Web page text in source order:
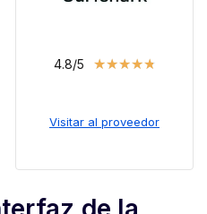
4.8/5 ★★★★★
Visitar al proveedor